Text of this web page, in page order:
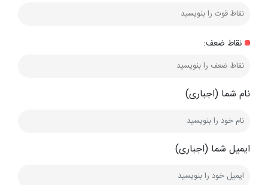
نقاط ضعف:
نام شما (اجباری)
ایمیل شما (اجباری)